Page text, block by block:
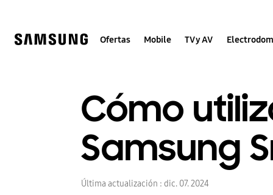
Ofertas Mobile TV y AV
Cómo
Samsung
Última actualización : dic. 07. 2024